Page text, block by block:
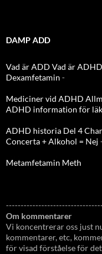
DAMP ADD
Vad är ADD Vad är ADHD
Dexamfetamin -
Mediciner vid ADHD
ADHD information för
ADHD historia Del 4
Concerta + Alkohol = Nej
Metamfetamin Meth
Om kommentarer
Vi koncentrerar oss just
kommentarer, etc,
för visad förståelse för